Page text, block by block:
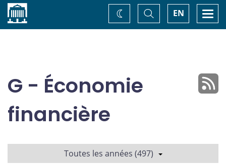
Accueil EN
Basculer
la
recherche
Changez
de
G - Économie
financière
Toutes les années (497)